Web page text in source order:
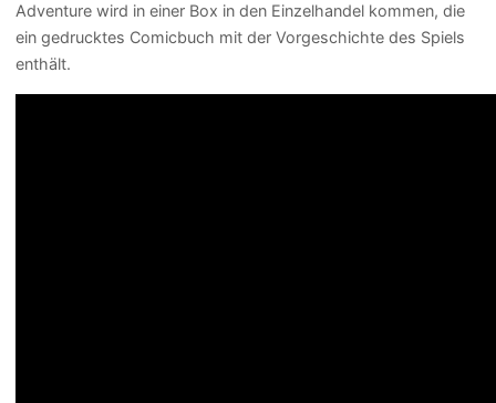
Adventure wird in einer Box in den Einzelhandel kommen, die
ein gedrucktes Comicbuch mit der Vorgeschichte des Spiels
enthält.